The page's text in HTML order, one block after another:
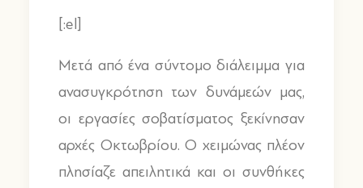
[:el]
Μετά από ένα σύντομο διάλειμμα για
ανασυγκρότηση των δυνάμεών μας,
οι εργασίες σοβατίσματος ξεκίνησαν
αρχές Οκτωβρίου. Ο χειμώνας πλέον
πλησίαζε απειλητικά και οι συνθήκες